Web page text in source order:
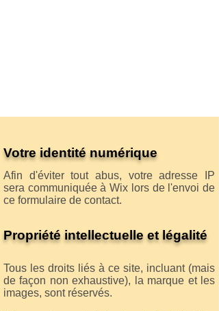
Votre identité numérique
Afin d'éviter tout abus, votre adresse IP
sera communiquée à Wix lors de l'envoi de
ce formulaire de contact.
Propriété intellectuelle et légalité
Tous les droits liés à ce site, incluant (mais
de façon non exhaustive), la marque et les
images, sont réservés.